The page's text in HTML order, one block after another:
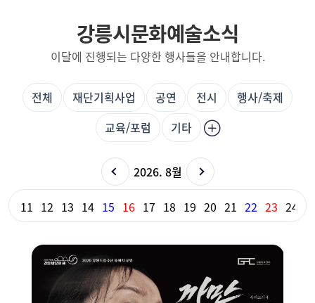
강릉시문화예술소식
이달에 진행되는 다양한 행사들을 안내합니다.
전체 재단기획사업 공연 전시
행사/축제
교육/포럼
기타
2026. 8월
10 11 12 13 14 15 16 17 18 19 20 21 22 23 24